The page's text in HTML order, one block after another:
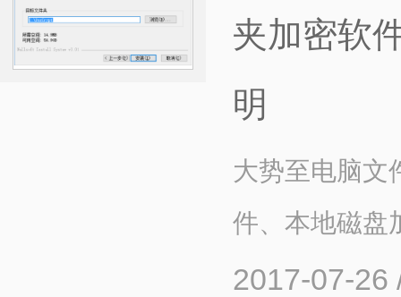
夹加密软
明
大势至电脑文
件、本地磁盘
2017-07-26